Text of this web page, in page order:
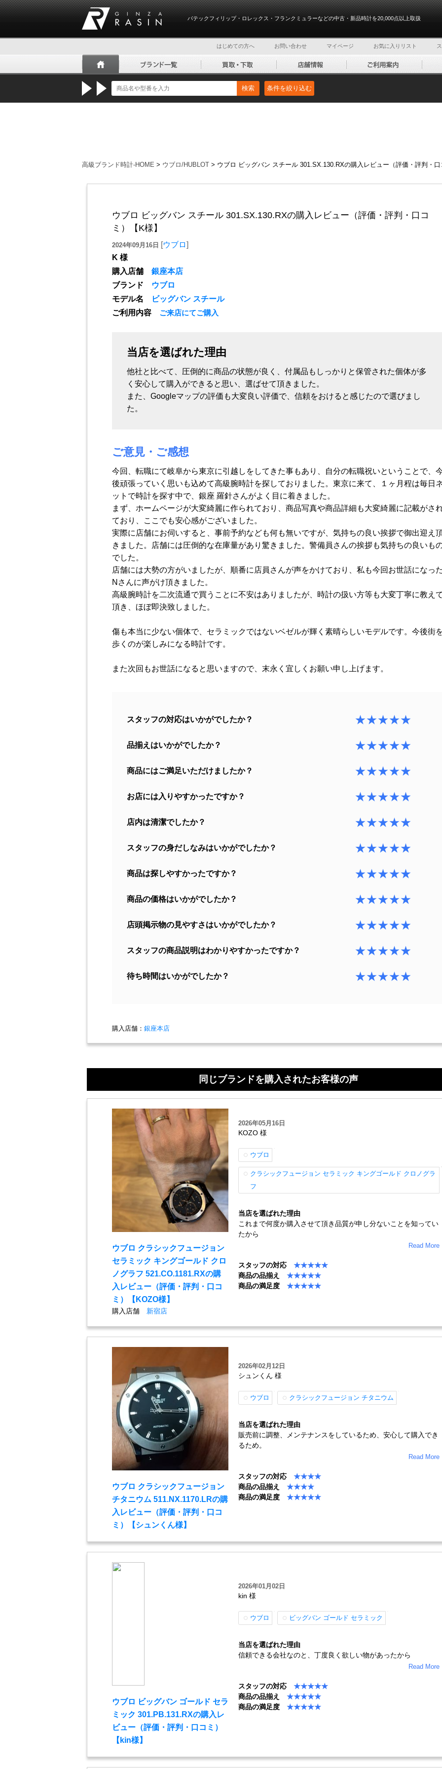
パテックフィリップ・ロレックス・フランクミュラーなどの中古・新品時計を20,000点以上取扱
はじめての方へ お問い合わせ マイページ お気に入りリスト
検索 条件を絞り込む
高級ブランド時計-HOME > ウブロ/HUBLOT > ウブロ ビッグバン スチール 301.SX.130.RXの購入レビュー（評価・評判・
ウブロ ビッグバン スチール 301.SX.130.RXの購入レビュー（評価・評判・口コ
ミ）【K様】
2024年09月16日 [ウブロ]
K 様
購入店舗 銀座本店
ブランド
ウブロ
モデル名
ビッグバン スチール
ご利用内容 ご来店にてご購入
当店を選ばれた理由
他社と比べて、圧倒的に商品の状態が良く、付属品もしっかりと保管された個体が多
く安心して購入ができると思い、選ばせて頂きました。
また、Googleマップの評価も大変良い評価で、信頼をおけると感じたので選びまし
た。
ご意見・ご感想
今回、転職にて岐阜から東京に引越しをしてきた事もあり、自分の転職祝いということで、
後頑張っていく思いも込めて高級腕時計を探しておりました。東京に来て、１ヶ月程は毎日
ットで時計を探す中で、銀座 羅針さんがよく目に着きました。
まず、ホームページが大変綺麗に作られており、商品写真や商品詳細も大変綺麗に記載がさ
ており、ここでも安心感がございました。
実際に店舗にお伺いすると、事前予約なども何も無いですが、気持ちの良い挨拶で御出迎え
きました。店舗には圧倒的な在庫量があり驚きました。警備員さんの挨拶も気持ちの良いも
でした。
店舗には大勢の方がいましたが、順番に店員さんが声をかけており、私も今回お世話になっ
Nさんに声がけ頂きました。
高級腕時計を二次流通で買うことに不安はありましたが、時計の扱い方等も大変丁寧に教え
頂き、ほぼ即決致しました。
傷も本当に少ない個体で、セラミックではないベゼルが輝く素晴らしいモデルです。今後街
歩くのが楽しみになる時計です。
また次回もお世話になると思いますので、末永く宜しくお願い申し上げます。
スタッフの対応はいかがでしたか？ ★★★★★
品揃えはいかがでしたか？ ★★★★★
商品にはご満足いただけましたか？ ★★★★★
お店には入りやすかったですか？ ★★★★★
店内は清潔でしたか？ ★★★★★
スタッフの身だしなみはいかがでしたか？ ★★★★★
商品は探しやすかったですか？ ★★★★★
商品の価格はいかがでしたか？ ★★★★★
店頭掲示物の見やすさはいかがでしたか？ ★★★★★
スタッフの商品説明はわかりやすかったですか？ ★★★★★
待ち時間はいかがでしたか？ ★★★★★
購入店舗： 銀座本店
同じブランドを購入されたお客様の声
ウブロ クラシックフュージョン
セラミック キングゴールド クロ
ノグラフ 521.CO.1181.RXの購
入レビュー（評価・評判・口コ
ミ）【KOZO様】
購入店舗 新宿店
2026年05月16日
KOZO 様
ウブロ
クラシックフュージョン セラミック キングゴールド クロノグラ
フ
当店を選ばれた理由
これまで何度か購入させて頂き品質が申し分ないことを知ってい
たから
Read More
スタッフの対応★★★★★
商品の品揃え★★★★★
商品の満足度★★★★★
ウブロ クラシックフュージョン
チタニウム 511.NX.1170.LRの購
入レビュー（評価・評判・口コ
ミ）【シュンくん様】
2026年02月12日
シュンくん 様
ウブロ クラシックフュージョン チタニウム
当店を選ばれた理由
販売前に調整、メンテナンスをしているため、安心して購入でき
るため。
Read More
スタッフの対応★★★★
商品の品揃え★★★★
商品の満足度★★★★★
ウブロ ビッグバン ゴールド セラ
ミック 301.PB.131.RXの購入レ
ビュー（評価・評判・口コミ）
【kin様】
2026年01月02日
kin 様
ウブロ ビッグバン ゴールド セラミック
当店を選ばれた理由
信頼できる会社なのと、丁度良く欲しい物があったから
Read More
スタッフの対応★★★★★
商品の品揃え★★★★★
商品の満足度★★★★★